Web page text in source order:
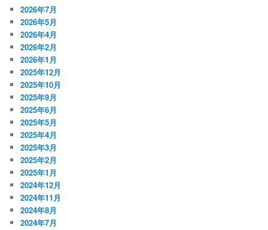
2026年7月
2026年5月
2026年4月
2026年2月
2026年1月
2025年12月
2025年10月
2025年9月
2025年6月
2025年5月
2025年4月
2025年3月
2025年2月
2025年1月
2024年12月
2024年11月
2024年8月
2024年7月